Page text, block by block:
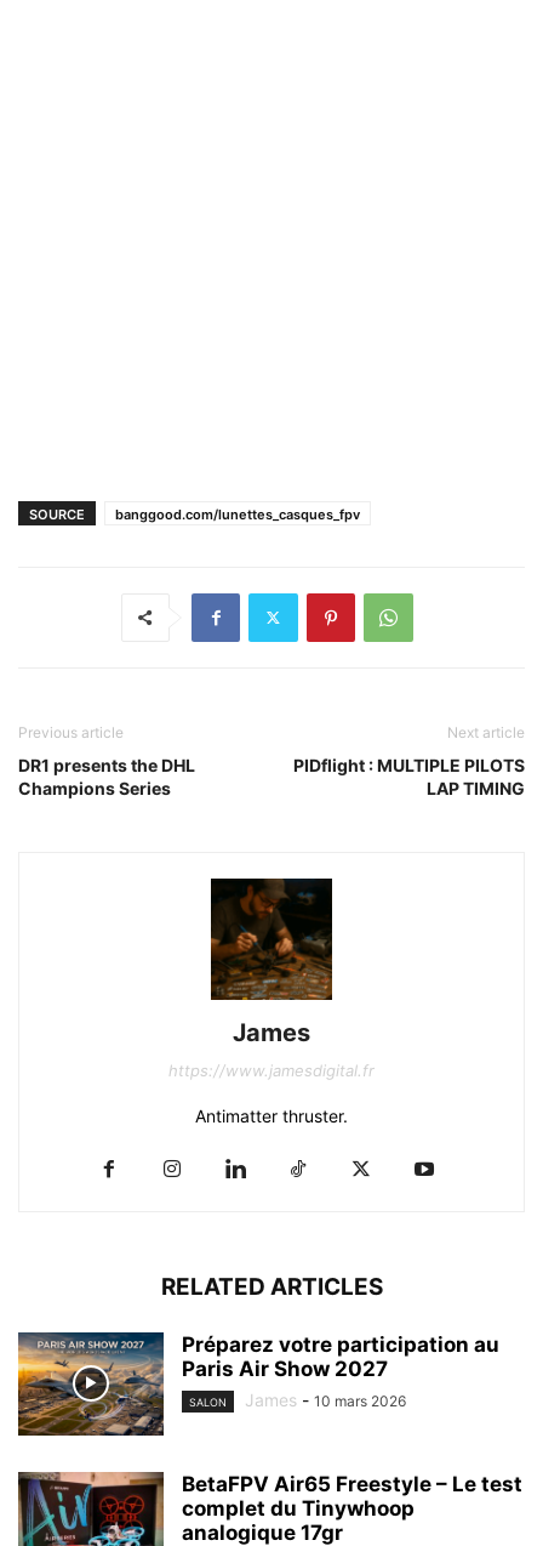
SOURCE banggood.com/lunettes_casques_fpv
Previous article
DR1 presents the DHL
Champions Series
Next article
PIDflight : MULTIPLE PILOTS
LAP TIMING
James
https://www.jamesdigital.fr
Antimatter thruster.
RELATED ARTICLES
Préparez votre participation au
Paris Air Show 2027
SALON James - 10 mars 2026
BetaFPV Air65 Freestyle – Le test
complet du Tinywhoop
analogique 17gr